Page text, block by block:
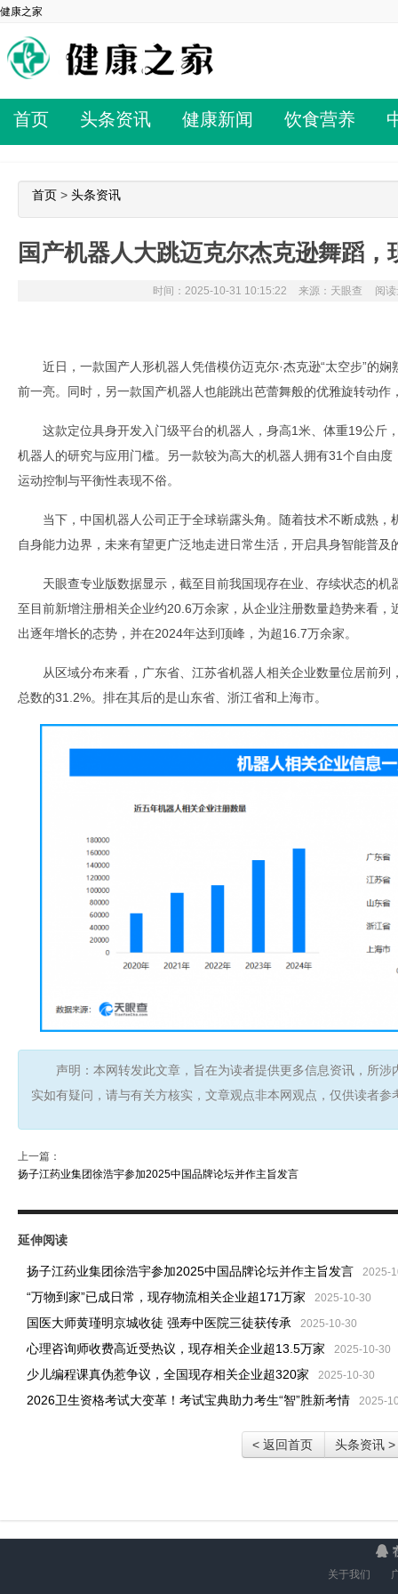
健康之家
首页 头条资讯 健康新闻 饮食营养
首页 > 头条资讯
国产机器人大跳迈克尔杰克逊舞蹈，
时间：2025-10-31 10:15:22 来源：天眼查 阅
近日，一款国产人形机器人凭借模仿迈克尔·杰克逊“太空步”的
前一亮。同时，另一款国产机器人也能跳出芭蕾舞般的优雅旋转动
这款定位具身开发入门级平台的机器人，身高1米、体重19公斤
机器人的研究与应用门槛。另一款较为高大的机器人拥有31个自由
运动控制与平衡性表现不俗。
当下，中国机器人公司正于全球崭露头角。随着技术不断成熟
自身能力边界，未来有望更广泛地走进日常生活，开启具身智能普及
天眼查专业版数据显示，截至目前我国现存在业、存续状态的
至目前新增注册相关企业约20.6万余家，从企业注册数量趋势来看
出逐年增长的态势，并在2024年达到顶峰，为超16.7万余家。
从区域分布来看，广东省、江苏省机器人相关企业数量位居前
总数的31.2%。排在其后的是山东省、浙江省和上海市。
声明：本网转发此文章，旨在为读者提供更多信息资讯，所
实如有疑问，请与有关方核实，文章观点非本网观点，仅供读者参
上一篇：
扬子江药业集团徐浩宇参加2025中国品牌论坛并作主旨发言
延伸阅读
扬子江药业集团徐浩宇参加2025中国品牌论坛并作主旨发言 2025-
“万物到家”已成日常，现存物流相关企业超171万家 2025-10-30
国医大师黄瑾明京城收徒 强寿中医院三徒获传承 2025-10-30
心理咨询师收费高近受热议，现存相关企业超13.5万家 2025-10-30
少儿编程课真伪惹争议，全国现存相关企业超320家 2025-10-30
2026卫生资格考试大变革！考试宝典助力考生“智”胜新考情 2025-
< 返回首页 头条资讯 >
关于我们